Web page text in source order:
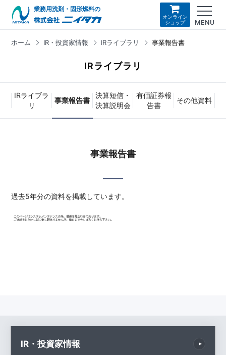
業務用洗剤・固形燃料の
オンライン
ショップ
MENU
ホーム IR・投資家情報 IRライブラリ 事業報告書
IRライブラリ
IR・投資家情報
IRライブラ
リ
事業報告書
決算短信・
決算説明会
有価証券報
告書
その他資料
事業報告書
過去5年分の資料を掲載しています。